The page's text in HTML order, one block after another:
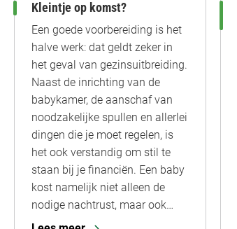
Kleintje op komst?
Een goede voorbereiding is het
halve werk: dat geldt zeker in
het geval van gezinsuitbreiding.
Naast de inrichting van de
babykamer, de aanschaf van
noodzakelijke spullen en allerlei
dingen die je moet regelen, is
het ook verstandig om stil te
staan bij je financiën. Een baby
kost namelijk niet alleen de
nodige nachtrust, maar ook…